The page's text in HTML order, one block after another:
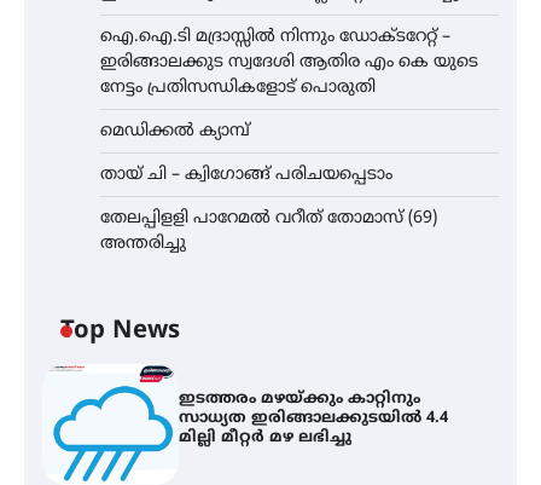
ഐ.ഐ.ടി മദ്രാസ്സിൽ നിന്നും ഡോക്ടറേറ്റ് –
ഇരിങ്ങാലക്കുട സ്വദേശി ആതിര എം കെ യുടെ
നേട്ടം പ്രതിസന്ധികളോട് പൊരുതി
മെഡിക്കൽ ക്യാമ്പ്
തായ് ചി – ക്വിഗോങ്ങ് പരിചയപ്പെടാം
തേലപ്പിളളി പാറേമൽ വറീത് തോമാസ് (69)
അന്തരിച്ചു
Top News
ഇടത്തരം മഴയ്ക്കും കാറ്റിനും
സാധ്യത ഇരിങ്ങാലക്കുടയിൽ 4.4
മില്ലി മീറ്റർ മഴ ലഭിച്ചു